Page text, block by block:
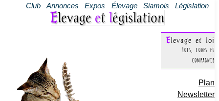
Club Annonces Expos Élevage Siamois Législation
Elevage et législation
Elevage et loi
Lois, codes et
compagnie
Plan
Newsletter